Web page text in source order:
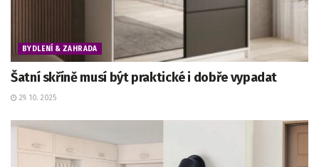
BYDLENÍ & ZAHRADA
Šatní skříně musí být praktické i dobře vypadat
29. 10. 2025